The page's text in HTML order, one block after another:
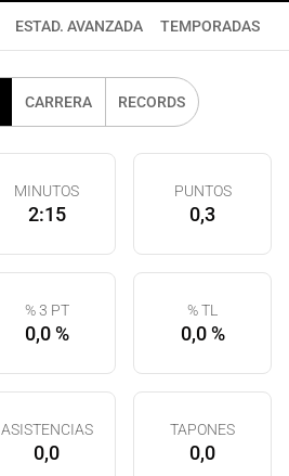
ESTAD. AVANZADA TEMPORADAS
CARRERA RECORDS
MINUTOS
2:15
PUNTOS
0,3
% 3 PT
0,0 %
% TL
0,0 %
ASISTENCIAS
0,0
TAPONES
0,0